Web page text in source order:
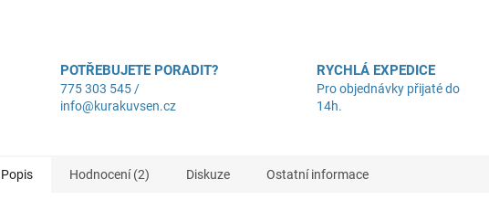
POTŘEBUJETE PORADIT?
775 303 545 /
info@kurakuvsen.cz
RYCHLÁ EXPEDICE
Pro objednávky přijaté do
14h.
Popis Hodnocení (2) Diskuze Ostatní informace